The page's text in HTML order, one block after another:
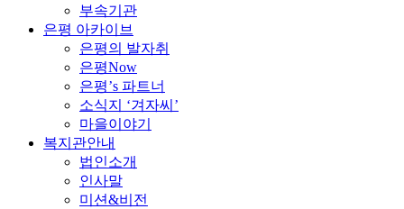
부속기관
은평 아카이브
은평의 발자취
은평Now
은평’s 파트너
소식지 ‘겨자씨’
마을이야기
복지관안내
법인소개
인사말
미션&비전